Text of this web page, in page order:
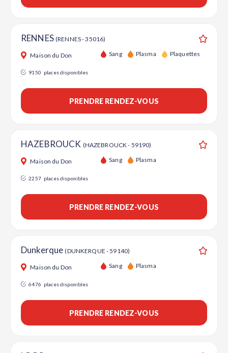
RENNES (RENNES - 35016)
Maison du Don Sang Plasma Plaquettes
9150 places disponibles
PRENDRE RENDEZ-VOUS
HAZEBROUCK (HAZEBROUCK - 59190)
Maison du Don Sang Plasma
2257 places disponibles
PRENDRE RENDEZ-VOUS
Dunkerque(DUNKERQUE - 59140)
Maison du Don Sang Plasma
6476 places disponibles
PRENDRE RENDEZ-VOUS